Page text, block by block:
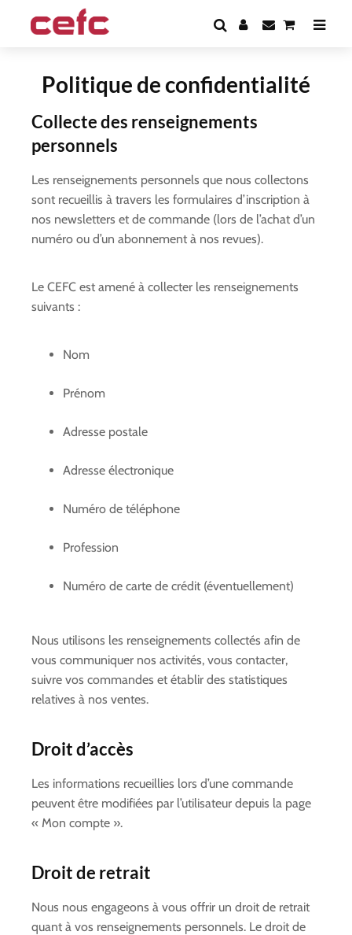
Politique de confidentialité
Collecte des renseignements
personnels
Les renseignements personnels que nous collectons
sont recueillis à travers les formulaires d’inscription à
nos newsletters et de commande (lors de l’achat d’un
numéro ou d’un abonnement à nos revues).
Le CEFC est amené à collecter les renseignements
suivants :
Nom
Prénom
Adresse postale
Adresse électronique
Numéro de téléphone
Profession
Numéro de carte de crédit (éventuellement)
Nous utilisons les renseignements collectés afin de
vous communiquer nos activités, vous contacter,
suivre vos commandes et établir des statistiques
relatives à nos ventes.
Droit d’accès
Les informations recueillies lors d’une commande
peuvent être modifiées par l’utilisateur depuis la page
« Mon compte ».
Droit de retrait
Nous nous engageons à vous offrir un droit de retrait
quant à vos renseignements personnels. Le droit de